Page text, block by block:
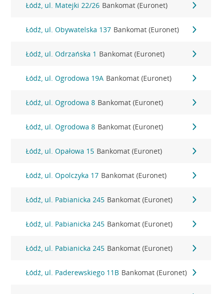
Łódź, ul. Matejki 22/26 Bankomat (Euronet)
Łódź, ul. Obywatelska 137 Bankomat (Euronet)
Łódź, ul. Odrzańska 1 Bankomat (Euronet)
Łódź, ul. Ogrodowa 19A Bankomat (Euronet)
Łódź, ul. Ogrodowa 8 Bankomat (Euronet)
Łódź, ul. Ogrodowa 8 Bankomat (Euronet)
Łódź, ul. Opałowa 15 Bankomat (Euronet)
Łódź, ul. Opolczyka 17 Bankomat (Euronet)
Łódź, ul. Pabianicka 245 Bankomat (Euronet)
Łódź, ul. Pabianicka 245 Bankomat (Euronet)
Łódź, ul. Pabianicka 245 Bankomat (Euronet)
Łódź, ul. Paderewskiego 11B Bankomat (Euronet)